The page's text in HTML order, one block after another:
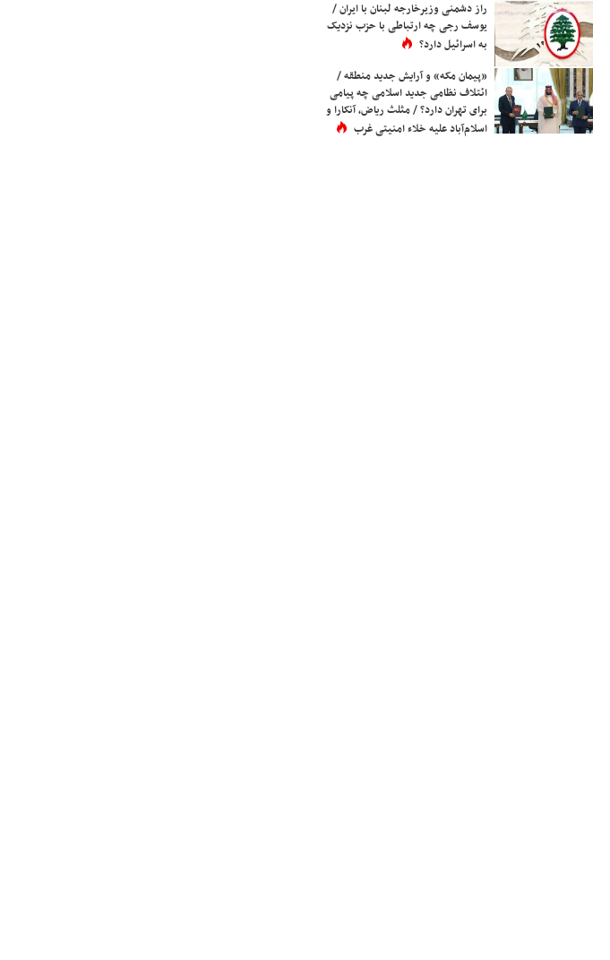
راز دشمنی وزیرخارجه لبنان با ایران /
یوسف رجی چه ارتباطی با حزب نزدیک
به اسرائیل دارد؟
«پیمان مکه» و آرایش جدید منطقه /
ائتلاف نظامی جدید اسلامی چه پیامی
برای تهران دارد؟ / مثلث ریاض، آنکارا و
اسلام‌آباد علیه خلاء امنیتی غرب